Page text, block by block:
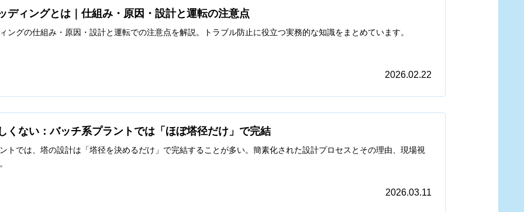
ディングとは｜仕組み・原因・設計と運転の注意点
ングの仕組み・原因・設計と運転での注意点を解説。トラブル防止に役立つ実務的な知識をまとめています。
2026.02.22
くない：バッチ系プラントでは「ほぼ塔径だけ」で完結
トでは、塔の設計は「塔径を決めるだけ」で完結することが多い。簡素化された設計プロセスとその理由、現場視
2026.03.11